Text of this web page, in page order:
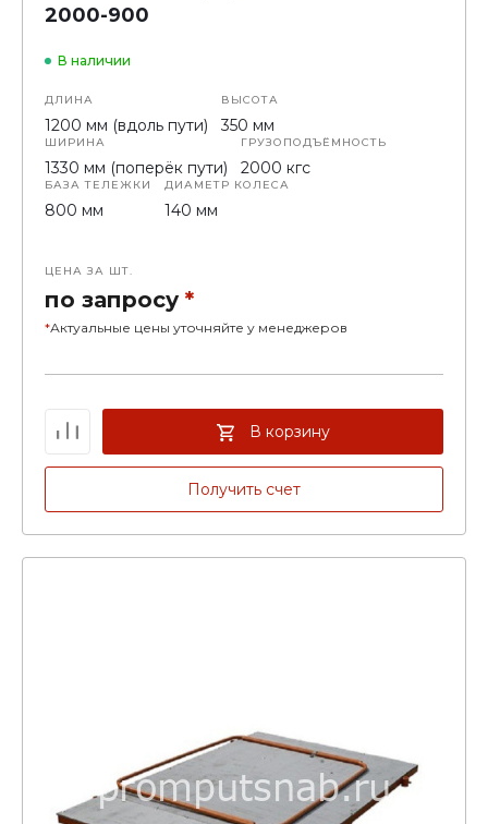
2000-900
В наличии
ДЛИНА
1200 мм (вдоль пути)
ВЫСОТА
350 мм
ШИРИНА
1330 мм (поперёк пути)
ГРУЗОПОДЪЁМНОСТЬ
2000 кгс
БАЗА ТЕЛЕЖКИ
800 мм
ДИАМЕТР КОЛЕСА
140 мм
ЦЕНА ЗА ШТ.
по запросу *
*Актуальные цены уточняйте у менеджеров
Получить счет
В корзину